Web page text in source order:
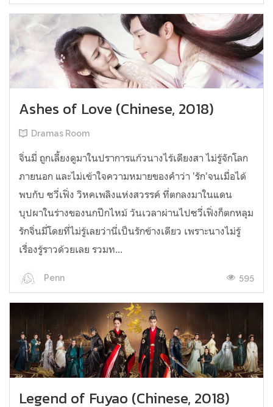
Ashes of Love (Chinese, 2018)
Dramas Room
จิ่นมี่ ถูกเลี้ยงดูมาในปราการแก้วนางไร้เดียงสา ไม่รู้จักโลก
ภายนอก และไม่เข้าใจความหมายของคำว่า 'รัก'จนเมื่อได้
พบกับ ซวี่เฟิ่ง วิหคเพลิงแห่งสวรรค์ ที่ตกลงมาในแดน
บุปผาในร่างของนกปีกไหม้ วันเวลาผ่านไปซวี่เฟิ่งก็ตกหลุม
รักจิ่นมี่โดยที่ไม่รู้เลยว่านี่เป็นรักข้างเดียว เพราะนางไม่รู้
เรื่องรู้ราวด้วยเลย รวมท...
Penn 595
Legend of Fuyao (Chinese, 2018)